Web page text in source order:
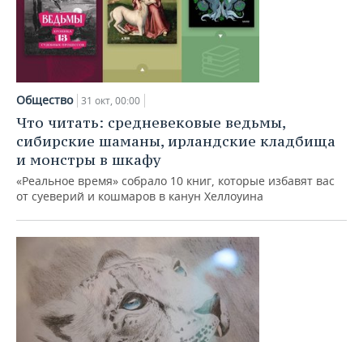
Общество 31 окт, 00:00
Что читать: средневековые ведьмы,
сибирские шаманы, ирландские кладбища
и монстры в шкафу
«Реальное время» собрало 10 книг, которые избавят вас
от суеверий и кошмаров в канун Хеллоуина